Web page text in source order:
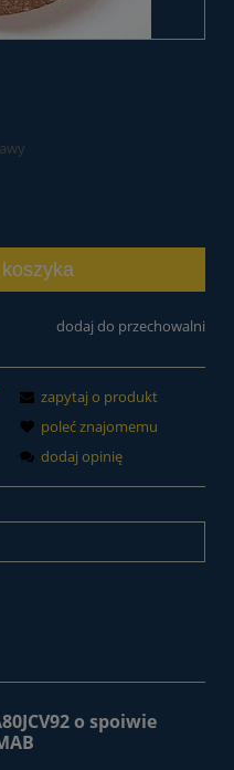
dodaj do przechowalni
zapytaj o produkt
poleć znajomemu
dodaj opinię
o spoiwie